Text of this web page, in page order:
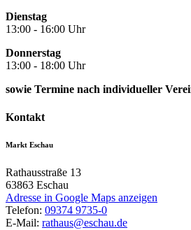
Dienstag
13:00 - 16:00 Uhr
Donnerstag
13:00 - 18:00 Uhr
sowie Termine nach individueller
Kontakt
Markt Eschau
Rathausstraße 13
63863 Eschau
Adresse in Google Maps anzeigen
Telefon: 09374 9735-0
E-Mail: rathaus@eschau.de